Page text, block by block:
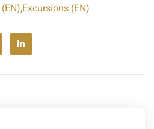
,Excursions (EN)